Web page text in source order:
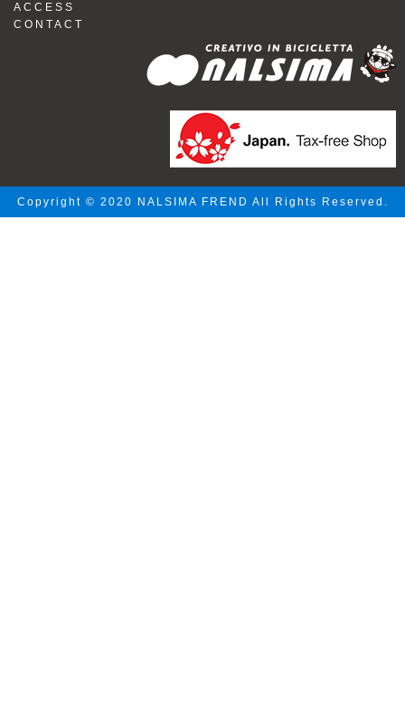
ACCESS
CONTACT
Copyright © 2020 NALSIMA FREND All Rights Reserved.